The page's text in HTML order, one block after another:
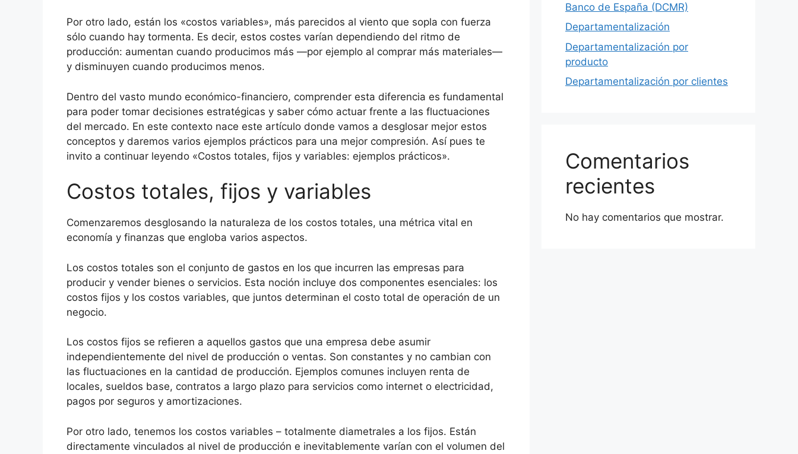
Por otro lado, están los «costos variables», más parecidos al viento que sopla con fuerza
sólo cuando hay tormenta. Es decir, estos costes varían dependiendo del ritmo de
producción: aumentan cuando producimos más —por ejemplo al comprar más materiales—
y disminuyen cuando producimos menos.
Dentro del vasto mundo económico-financiero, comprender esta diferencia es fundamental
para poder tomar decisiones estratégicas y saber cómo actuar frente a las fluctuaciones
del mercado. En este contexto nace este artículo donde vamos a desglosar mejor estos
conceptos y daremos varios ejemplos prácticos para una mejor compresión. Así pues te
invito a continuar leyendo «Costos totales, fijos y variables: ejemplos prácticos».
Costos totales, fijos y variables
Comenzaremos desglosando la naturaleza de los costos totales, una métrica vital en
economía y finanzas que engloba varios aspectos.
Los costos totales son el conjunto de gastos en los que incurren las empresas para
producir y vender bienes o servicios. Esta noción incluye dos componentes esenciales: los
costos fijos y los costos variables, que juntos determinan el costo total de operación de un
negocio.
Los costos fijos se refieren a aquellos gastos que una empresa debe asumir
independientemente del nivel de producción o ventas. Son constantes y no cambian con
las fluctuaciones en la cantidad de producción. Ejemplos comunes incluyen renta de
locales, sueldos base, contratos a largo plazo para servicios como internet o electricidad,
pagos por seguros y amortizaciones.
Por otro lado, tenemos los costos variables – totalmente diametrales a los fijos. Están
directamente vinculados al nivel de producción e inevitablemente varían con el volumen del
Banco de España (DCMR)
Departamentalización
Departamentalización por
producto
Departamentalización por clientes
Comentarios
recientes
No hay comentarios que mostrar.